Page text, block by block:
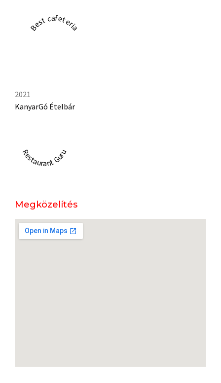
Best cafeteria
2021
KanyarGó Ételbár
Restaurant Guru
Megközelítés